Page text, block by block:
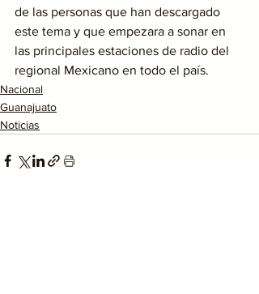
de las personas que han descargado
este tema y que empezara a sonar en
las principales estaciones de radio del
regional Mexicano en todo el país.
Nacional
Guanajuato
Noticias